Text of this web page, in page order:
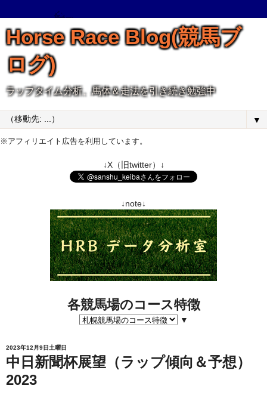
Horse Race Blog(競馬ブ
ログ)
ラップタイム分析、馬体＆走法を引き続き勉強中
▼
※アフィリエイト広告を利用しています。
↓X（旧twitter）↓
↓note↓
各競馬場のコース特徴
▼
2023年12月9日土曜日
中日新聞杯展望（ラップ傾向＆予想）
2023